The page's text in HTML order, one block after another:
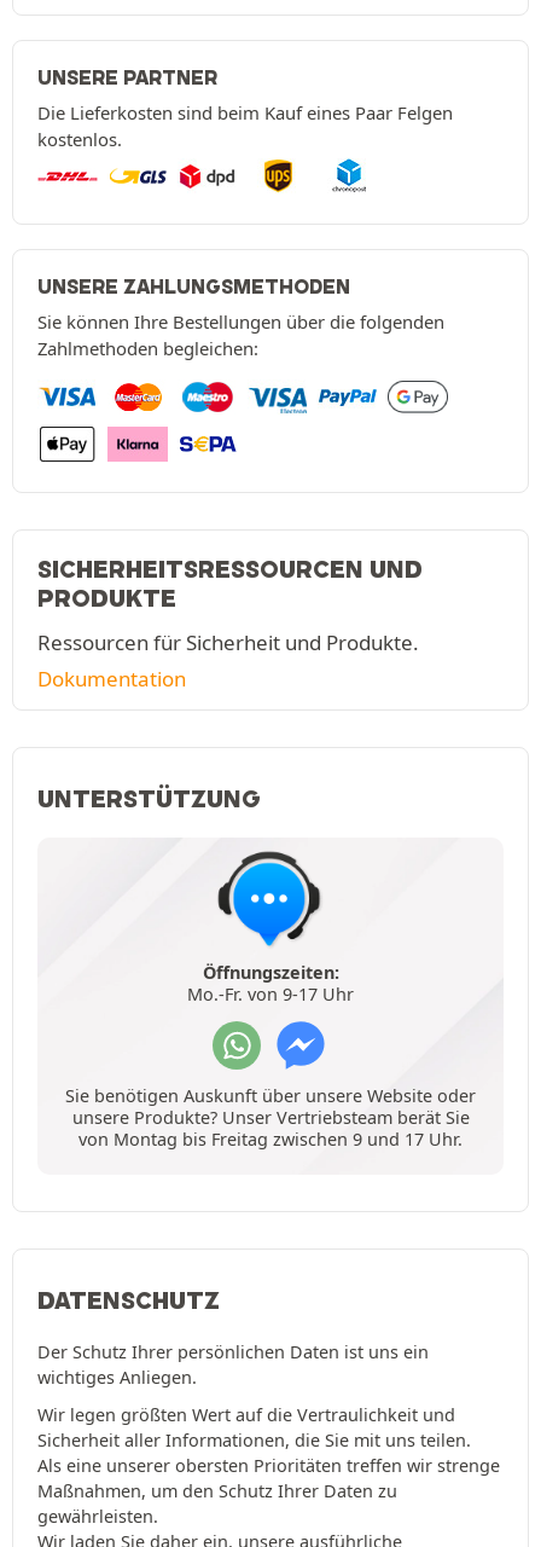
UNSERE PARTNER
Die Lieferkosten sind beim Kauf eines Paar Felgen
kostenlos.
UNSERE ZAHLUNGSMETHODEN
Sie können Ihre Bestellungen über die folgenden
Zahlmethoden begleichen:
SICHERHEITSRESSOURCEN UND
PRODUKTE
Ressourcen für Sicherheit und Produkte.
Dokumentation
UNTERSTÜTZUNG
Öffnungszeiten:
Mo.-Fr. von 9-17 Uhr
Sie benötigen Auskunft über unsere Website oder
unsere Produkte? Unser Vertriebsteam berät Sie
von Montag bis Freitag zwischen 9 und 17 Uhr.
DATENSCHUTZ
Der Schutz Ihrer persönlichen Daten ist uns ein
wichtiges Anliegen.
Wir legen größten Wert auf die Vertraulichkeit und
Sicherheit aller Informationen, die Sie mit uns teilen.
Als eine unserer obersten Prioritäten treffen wir strenge
Maßnahmen, um den Schutz Ihrer Daten zu
gewährleisten.
Wir laden Sie daher ein, unsere ausführliche